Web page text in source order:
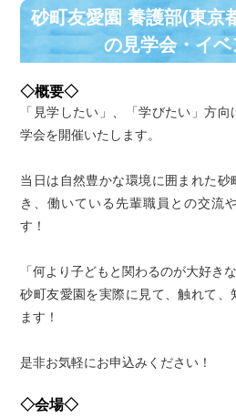
砂町友愛園 養護部(東京
の⾒学会・イ
◇概要◇
「見学したい」、「学びたい」方
学会を開催いたします。
当日は自然豊かな環境に囲まれた
き、働いている先輩職員との交流
す！
「何より子どもと関わるのが大好きな
砂町友愛園を実際に見て、触れて
ます！
是非お気軽にお申込みください！
◇会場◇